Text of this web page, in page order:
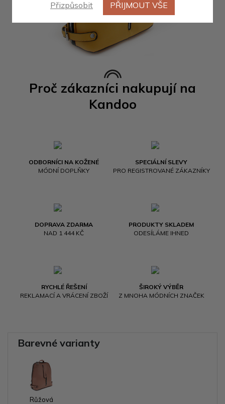
Proč zákazníci nakupují na
Kandoo
ODBORNÍCI NA KOŽENÉ
MÓDNÍ DOPLŇKY
SPECIÁLNÍ SLEVY
PRO REGISTROVANÉ ZÁKAZNÍKY
DOPRAVA ZDARMA
NAD 1 444 KČ
PRODUKTY SKLADEM
ODESÍLÁME IHNED
RYCHLÉ ŘEŠENÍ
REKLAMACÍ A VRÁCENÍ ZBOŽÍ
ŠIROKÝ VÝBĚR
Z MNOHA MÓDNÍCH ZNAČEK
Barevné varianty
Růžová
Přizpůsobit PŘIJMOUT VŠE